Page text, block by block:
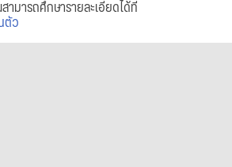
มารถศึกษารายละเอียดได้ที่
ตัว